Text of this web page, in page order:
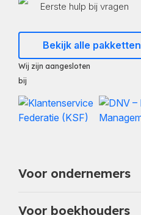
Eerste hulp bij vragen
Bekijk alle pakketten
Wij zijn aangesloten
bij
Voor ondernemers
Voor boekhouders